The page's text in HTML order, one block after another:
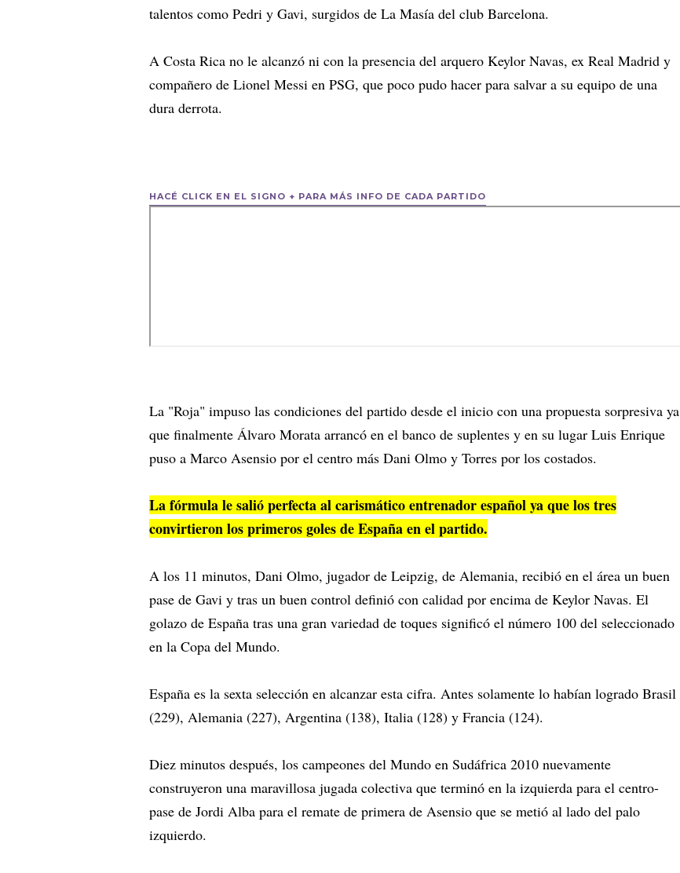
talentos como Pedri y Gavi, surgidos de La Masía del club Barcelona.
A Costa Rica no le alcanzó ni con la presencia del arquero Keylor Navas, ex Real Madrid y
compañero de Lionel Messi en PSG, que poco pudo hacer para salvar a su equipo de una
dura derrota.
HACÉ CLICK EN EL SIGNO + PARA MÁS INFO DE CADA PARTIDO
La "Roja" impuso las condiciones del partido desde el inicio con una propuesta sorpresiva ya
que finalmente Álvaro Morata arrancó en el banco de suplentes y en su lugar Luis Enrique
puso a Marco Asensio por el centro más Dani Olmo y Torres por los costados.
La fórmula le salió perfecta al carismático entrenador español ya que los tres
convirtieron los primeros goles de España en el partido.
A los 11 minutos, Dani Olmo, jugador de Leipzig, de Alemania, recibió en el área un buen
pase de Gavi y tras un buen control definió con calidad por encima de Keylor Navas. El
golazo de España tras una gran variedad de toques significó el número 100 del seleccionado
en la Copa del Mundo.
España es la sexta selección en alcanzar esta cifra. Antes solamente lo habían logrado Brasil
(229), Alemania (227), Argentina (138), Italia (128) y Francia (124).
Diez minutos después, los campeones del Mundo en Sudáfrica 2010 nuevamente
construyeron una maravillosa jugada colectiva que terminó en la izquierda para el centro-
pase de Jordi Alba para el remate de primera de Asensio que se metió al lado del palo
izquierdo.